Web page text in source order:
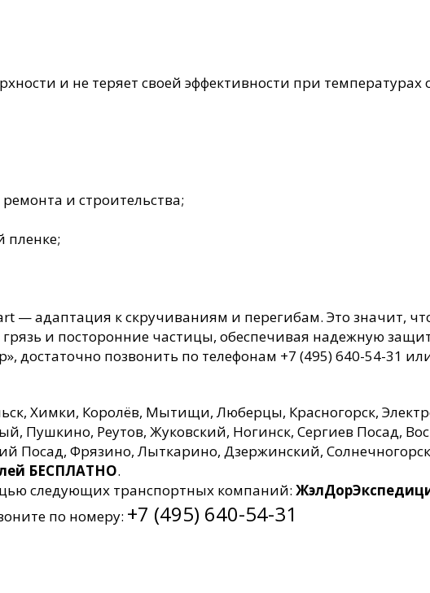
и не теряет своей эффективности при
и строительства;
пленке;
— адаптация к скручиваниям и перегибам. Это значит,
и посторонние частицы, обеспечивая надежную
достаточно позвонить по телефонам +7 (495) 640-54-31
Химки, Королёв, Мытищи, Люберцы, Красногорск,
Пушкино, Реутов, Жуковский, Ногинск, Сергиев Посад,
Посад, Фрязино, Лыткарино, Дзержинский,
БЕСПЛАТНО.
следующих транспортных компаний:
по номеру: +7 (495) 640-54-31